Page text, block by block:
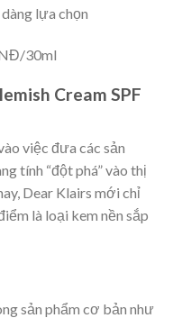
lựa chọn
30ml
Cream SPF
việc đưa các sản
tính “đột phá” vào thị
Dear Klairs mới chỉ
là loại kem nền sắp
sản phẩm cơ bản như